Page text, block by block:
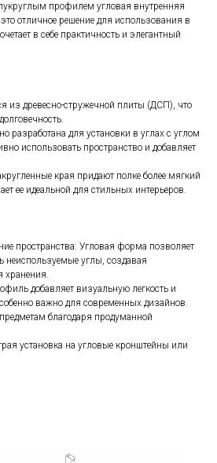
профилем угловая внутренняя
отличное решение для использования в
в себе практичность и элегантный
из древесно-стружечной плиты (ДСП), что
разработана для установки в углах с углом
использовать пространство и добавляет
края придают полке более мягкий
ее идеальной для стильных интерьеров.
пространства: Угловая форма позволяет
неиспользуемые углы, создавая
хранения.
добавляет визуальную легкость и
важно для современных дизайнов.
благодаря продуманной
установка на угловые кронштейны или